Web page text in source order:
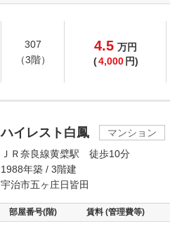
307
（3階）
4.5 万円
(4,000 円)
ハイレスト白鳳
マンション
ＪＲ奈良線黄檗駅 徒歩10分
1988年築 / 3階建
宇治市五ヶ庄日皆田
部屋番号(階) 賃料 (管理費等)